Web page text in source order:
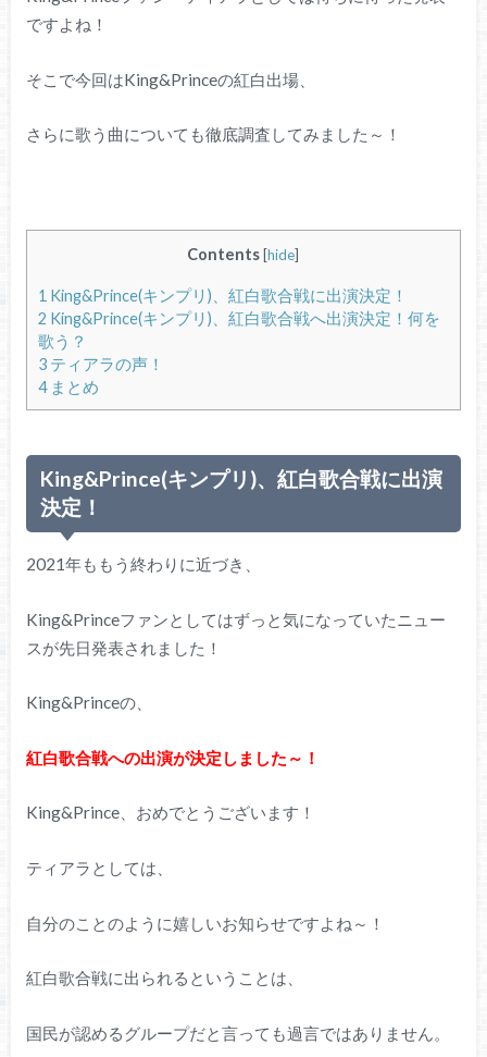
ですよね！
そこで今回はKing&Princeの紅白出場、
さらに歌う曲についても徹底調査してみました～！
Contents [hide]
1 King&Prince(キンプリ)、紅白歌合戦に出演決定！
2 King&Prince(キンプリ)、紅白歌合戦へ出演決定！何を
歌う？
3ティアラの声！
4まとめ
King&Prince(キンプリ)、紅白歌合戦に出演
決定！
2021年ももう終わりに近づき、
King&Princeファンとしてはずっと気になっていたニュー
スが先日発表されました！
King&Princeの、
紅白歌合戦への出演が決定しました～！
King&Prince、おめでとうございます！
ティアラとしては、
自分のことのように嬉しいお知らせですよね～！
紅白歌合戦に出られるということは、
国民が認めるグループだと言っても過言ではありません。